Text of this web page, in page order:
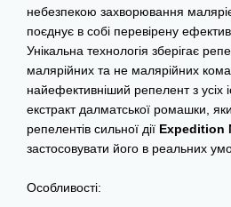
небезпекою захворювання
поєднує в собі перевірену
Унікальна технологія зберігає
малярійних та не малярійних
найефективніший репелент з усіх
екстракт далматської ромашки,
репелентів сильної дії Expedition
застосовувати його в реальних
Особливості: